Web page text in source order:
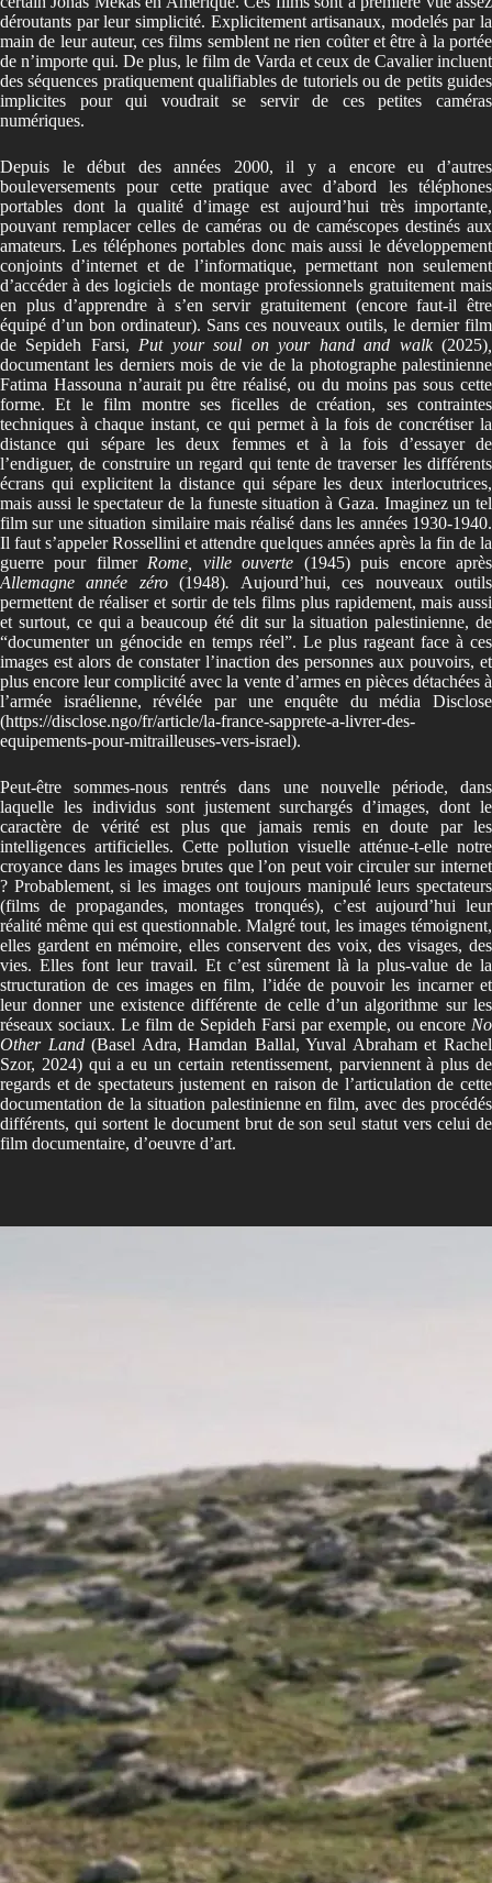
déroutants par leur simplicité. Explicitement artisanaux, modelés par la
main de leur auteur, ces films semblent ne rien coûter et être à la portée
de n’importe qui. De plus, le film de Varda et ceux de Cavalier incluent
des séquences pratiquement qualifiables de tutoriels ou de petits guides
implicites pour qui voudrait se servir de ces petites caméras
numériques.
Depuis le début des années 2000, il y a encore eu d’autres
bouleversements pour cette pratique avec d’abord les téléphones
portables dont la qualité d’image est aujourd’hui très importante,
pouvant remplacer celles de caméras ou de caméscopes destinés aux
amateurs. Les téléphones portables donc mais aussi le développement
conjoints d’internet et de l’informatique, permettant non seulement
d’accéder à des logiciels de montage professionnels gratuitement mais
en plus d’apprendre à s’en servir gratuitement (encore faut-il être
équipé d’un bon ordinateur). Sans ces nouveaux outils, le dernier film
de Sepideh Farsi, Put your soul on your hand and walk(2025)
documentant les derniers mois de vie de la photographe palestinienne
Fatima Hassouna n’aurait pu être réalisé, ou du moins pas sous cette
forme. Et le film montre ses ficelles de création, ses contraintes
techniques à chaque instant, ce qui permet à la fois de concrétiser la
distance qui sépare les deux femmes et à la fois d’essayer de
l’endiguer, de construire un regard qui tente de traverser les différents
écrans qui explicitent la distance qui sépare les deux interlocutrices,
mais aussi le spectateur de la funeste situation à Gaza. Imaginez un tel
film sur une situation similaire mais réalisé dans les années 1930-1940.
Il faut s’appeler Rossellini et attendre quelques années après la fin de la
guerre pour filmer Rome, ville ouverte (1945) puis encore après
Allemagne année zéro (1948). Aujourd’hui, ces nouveaux outils
permettent de réaliser et sortir de tels films plus rapidement, mais aussi
et surtout, ce qui a beaucoup été dit sur la situation palestinienne, de
“documenter un génocide en temps réel”. Le plus rageant face à ces
images est alors de constater l’inaction des personnes aux pouvoirs, et
plus encore leur complicité avec la vente d’armes en pièces détachées à
l’armée israélienne, révélée par une enquête du média Disclose
(https://disclose.ngo/fr/article/la-france-sapprete-a-livrer-des-
equipements-pour-mitrailleuses-vers-israel).
Peut-être sommes-nous rentrés dans une nouvelle période, dans
laquelle les individus sont justement surchargés d’images, dont le
caractère de vérité est plus que jamais remis en doute par les
intelligences artificielles. Cette pollution visuelle atténue-t-elle notre
croyance dans les images brutes que l’on peut voir circuler sur internet
? Probablement, si les images ont toujours manipulé leurs spectateurs
(films de propagandes, montages tronqués), c’est aujourd’hui leur
réalité même qui est questionnable. Malgré tout, les images témoignent,
elles gardent en mémoire, elles conservent des voix, des visages, des
vies. Elles font leur travail. Et c’est sûrement là la plus-value de la
structuration de ces images en film, l’idée de pouvoir les incarner et
leur donner une existence différente de celle d’un algorithme sur les
réseaux sociaux. Le film de Sepideh Farsi par exemple, ou encore No
Other Land(Basel Adra, Hamdan Ballal, Yuval Abraham et Rachel
Szor, 2024) qui a eu un certain retentissement, parviennent à plus de
regards et de spectateurs justement en raison de l’articulation de cette
documentation de la situation palestinienne en film, avec des procédés
différents, qui sortent le document brut de son seul statut vers celui de
film documentaire, d’oeuvre d’art.